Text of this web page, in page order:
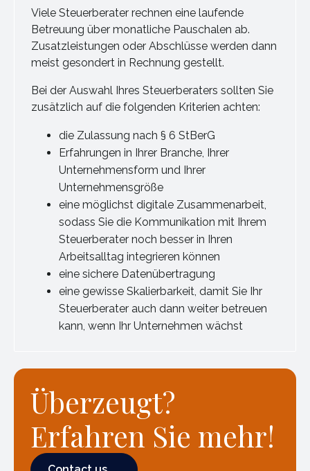
Viele Steuerberater rechnen eine laufende
Betreuung über monatliche Pauschalen ab.
Zusatzleistungen oder Abschlüsse werden dann
meist gesondert in Rechnung gestellt.
Bei der Auswahl Ihres Steuerberaters sollten Sie
zusätzlich auf die folgenden Kriterien achten:
die Zulassung nach § 6 StBerG
Erfahrungen in Ihrer Branche, Ihrer
Unternehmensform und Ihrer
Unternehmensgröße
eine möglichst digitale Zusammenarbeit,
sodass Sie die Kommunikation mit Ihrem
Steuerberater noch besser in Ihren
Arbeitsalltag integrieren können
eine sichere Datenübertragung
eine gewisse Skalierbarkeit, damit Sie Ihr
Steuerberater auch dann weiter betreuen
kann, wenn Ihr Unternehmen wächst
Überzeugt?
Erfahren Sie mehr!
Contact us